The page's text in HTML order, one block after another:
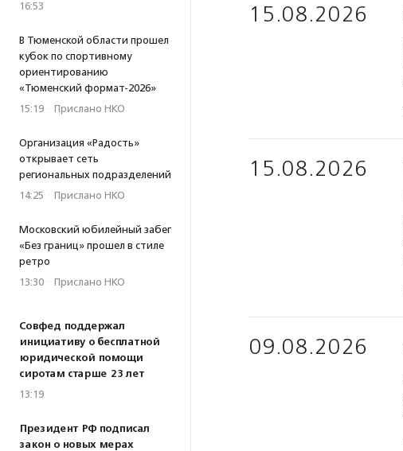
16:53
В Тюменской области прошел
кубок по спортивному
ориентированию
«Тюменский формат-2026»
15:19 · Прислано НКО
Организация «Радость»
открывает сеть
региональных подразделений
14:25 · Прислано НКО
Московский юбилейный забег
«Без границ» прошел в стиле
ретро
13:30 · Прислано НКО
Совфед поддержал
инициативу о бесплатной
юридической помощи
сиротам старше 23 лет
13:19
Президент РФ подписал
закон о новых мерах
15.08.2026
15.08.2026
09.08.2026